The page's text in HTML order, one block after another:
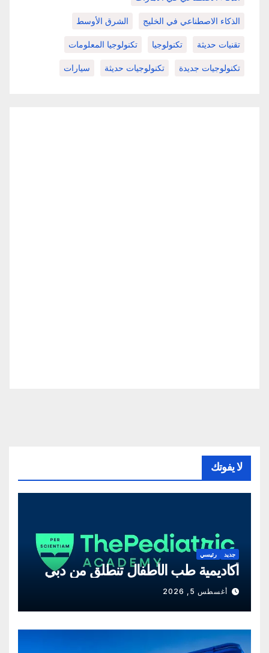
الذكاء الاصطناعي في الخليج الشرق الأوسط
تقنيات حديثة تكنولوجيا تكنولوجيا المعلومات
تكنولوجيات جديدة تكنولوجيات حديثة سيارات
لا يفوتك
جديد رئيسي
أكاديمية طب الأطفال تنطلق من دبي
أغسطس 5, 2026